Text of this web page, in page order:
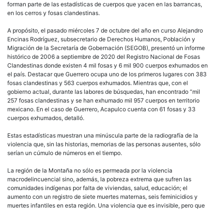
forman parte de las estadísticas de cuerpos que yacen en las barrancas,
en los cerros y fosas clandestinas.
A propósito, el pasado miércoles 7 de octubre del año en curso Alejandro
Encinas Rodríguez, subsecretario de Derechos Humanos, Población y
Migración de la Secretaría de Gobernación (SEGOB), presentó un informe
histórico de 2006 a septiembre de 2020 del Registro Nacional de Fosas
Clandestinas donde existen 4 mil fosas y 6 mil 900 cuerpos exhumados en
el país. Destacar que Guerrero ocupa uno de los primeros lugares con 383
fosas clandestinas y 563 cuerpos exhumados. Mientras que, con el
gobierno actual, durante las labores de búsquedas, han encontrado “mil
257 fosas clandestinas y se han exhumado mil 957 cuerpos en territorio
mexicano. En el caso de Guerrero, Acapulco cuenta con 61 fosas y 33
cuerpos exhumados, detalló.
Estas estadísticas muestran una minúscula parte de la radiografía de la
violencia que, sin las historias, memorias de las personas ausentes, sólo
serían un cúmulo de números en el tiempo.
La región de la Montaña no sólo es permeada por la violencia
macrodelincuencial sino, además, la pobreza extrema que sufren las
comunidades indígenas por falta de viviendas, salud, educación; el
aumento con un registro de siete muertes maternas, seis feminicidios y
muertes infantiles en esta región. Una violencia que es invisible, pero que